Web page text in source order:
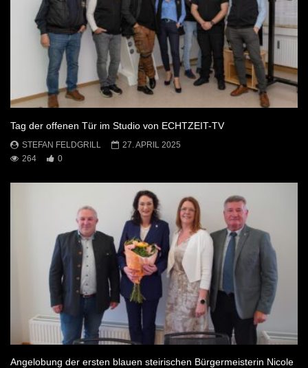
Tag der offenen Tür im Studio von ECHTZEIT-TV
STEFAN FELDGRILL
27. APRIL 2025
264
0
Angelobung der ersten blauen steirischen Bürgermeisterin Nicole